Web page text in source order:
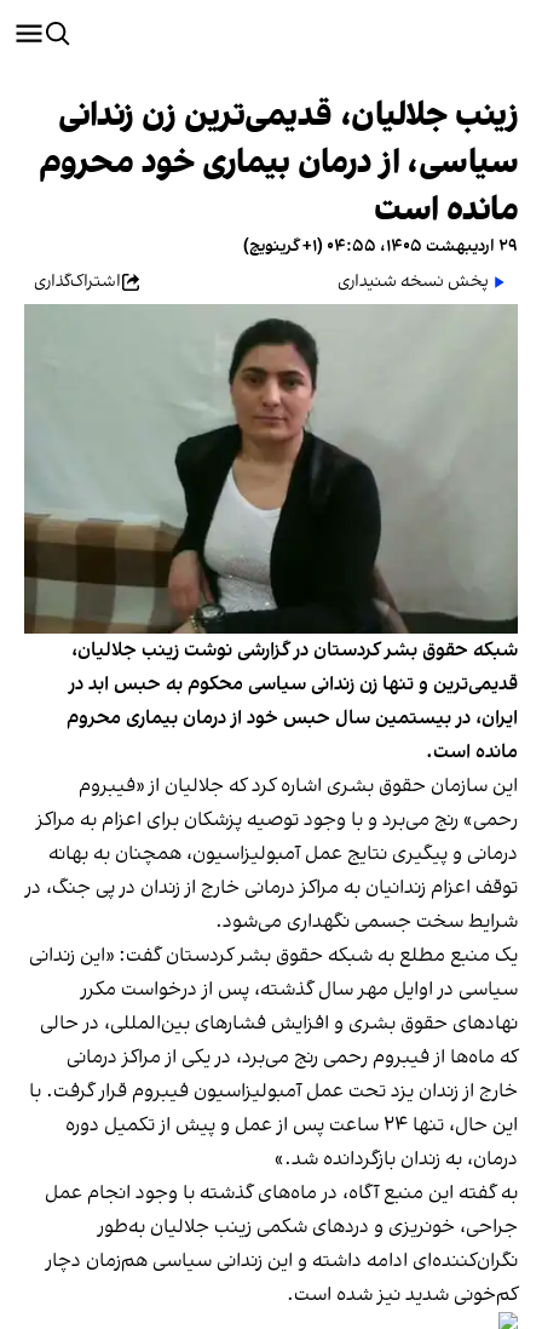
زینب جلالیان، قدیمی‌ترین زن زندانی
سیاسی، از درمان بیماری خود محروم
مانده است
۲۹ اردیبهشت ۱۴۰۵، ۰۴:۵۵ (‎+۱ گرینویچ)
پخش نسخه شنیداری
اشتراک‌گذاری
شبکه حقوق بشر کردستان در گزارشی نوشت زینب جلالیان،
قدیمی‌ترین و تنها زن زندانی سیاسی محکوم به حبس ابد در
ایران، در بیستمین سال حبس خود از درمان بیماری محروم
مانده است.
این سازمان حقوق بشری اشاره کرد که جلالیان از «فیبروم
رحمی» رنج می‌برد و با وجود توصیه پزشکان برای اعزام به مراکز
درمانی و پیگیری نتایج عمل آمبولیزاسیون، همچنان به بهانه
توقف اعزام زندانیان به مراکز درمانی خارج از زندان در پی جنگ، در
شرایط سخت جسمی نگهداری می‌شود.
یک منبع مطلع به شبکه حقوق بشر کردستان گفت: «این زندانی
سیاسی در اوایل مهر سال گذشته، پس از درخواست‌ مکرر‌
نهادهای حقوق بشری و افزایش فشارهای بین‌المللی، در حالی
که ماه‌ها از فیبروم رحمی رنج می‌برد، در یکی از مراکز درمانی
خارج از زندان یزد تحت عمل آمبولیزاسیون فیبروم قرار گرفت. با
این حال، تنها ۲۴ ساعت پس از عمل و پیش از تکمیل دوره
درمان، به زندان بازگردانده شد.»
به گفته این منبع آگاه، در ماه‌های گذشته با وجود انجام عمل
جراحی، خونریزی و دردهای شکمی زینب جلالیان به‌طور
نگران‌کننده‌ای ادامه داشته و این زندانی سیاسی هم‌زمان دچار
کم‌خونی شدید نیز شده است.